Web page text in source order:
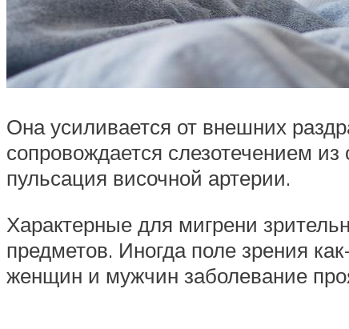
Она усиливается от внешних
сопровождается слезотечением
пульсация височной артерии.
Характерные для мигрени
предметов. Иногда поле зрения
женщин и мужчин заболевание